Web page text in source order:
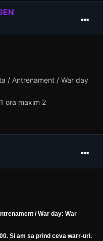
/ Antrenament / War day
ora maxim 2
/ War day: War
Si am sa prind ceva warr-uri.